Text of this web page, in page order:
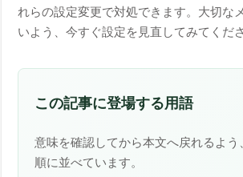
れらの設定変更で対処できます。大切な
いよう、今すぐ設定を見直してみてくださ
この記事に登場する用語
意味を確認してから本文へ戻れるよう
順に並べています。